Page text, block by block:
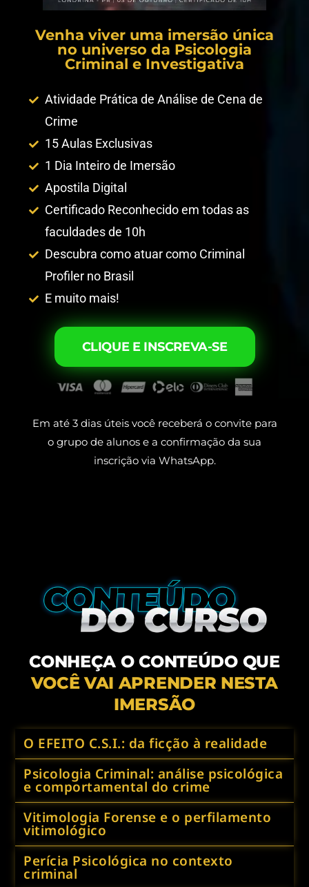
Venha viver uma imersão única
no universo da Psicologia
Criminal e Investigativa
Atividade Prática de Análise de Cena de
Crime
15 Aulas Exclusivas
1 Dia Inteiro de Imersão
Apostila Digital
Certificado Reconhecido em todas as
faculdades de 10h
Descubra como atuar como Criminal
Profiler no Brasil
E muito mais!
CLIQUE E INSCREVA-SE
Em até 3 dias úteis você receberá o convite para
o grupo de alunos e a confirmação da sua
inscrição via WhatsApp.
CONHEÇA O CONTEÚDO QUE
VOCÊ VAI APRENDER NESTA
IMERSÃO
O EFEITO C.S.I.: da ficção à realidade
Psicologia Criminal: análise psicológica
e comportamental do crime
Vitimologia Forense e o perfilamento
vitimológico
Perícia Psicológica no contexto
criminal